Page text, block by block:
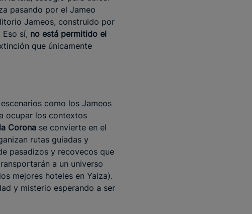
pasando por el Jameo
Jameos, construido por
sí, no está permitido el
que únicamente
como los Jameos
ocupar los contextos
Corona se convierte en el
rutas guiadas y
pasadizos y recovecos que
a un universo
mejores hoteles en Yaiza).
y misterio esperando a ser